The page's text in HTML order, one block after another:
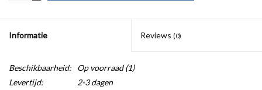
Informatie Reviews (0)
Beschikbaarheid: Op voorraad(1)
Levertijd:
2-3 dagen